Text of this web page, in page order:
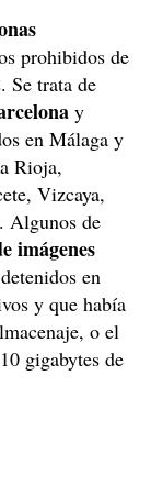
prohibidos de
Se trata de
y
en Málaga y
Rioja,
Vizcaya,
Algunos de
imágenes
en
y que había
o el
gigabytes de